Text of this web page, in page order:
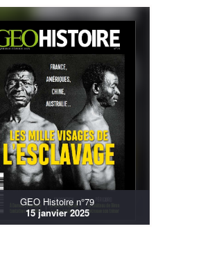
GEO Histoire n°79
15 janvier 2025